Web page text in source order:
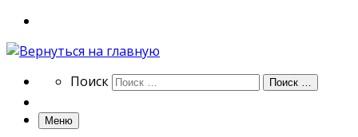
SearchПоиск Поиск …
Меню